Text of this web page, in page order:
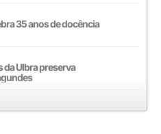
35 anos de docência
da Ulbra preserva